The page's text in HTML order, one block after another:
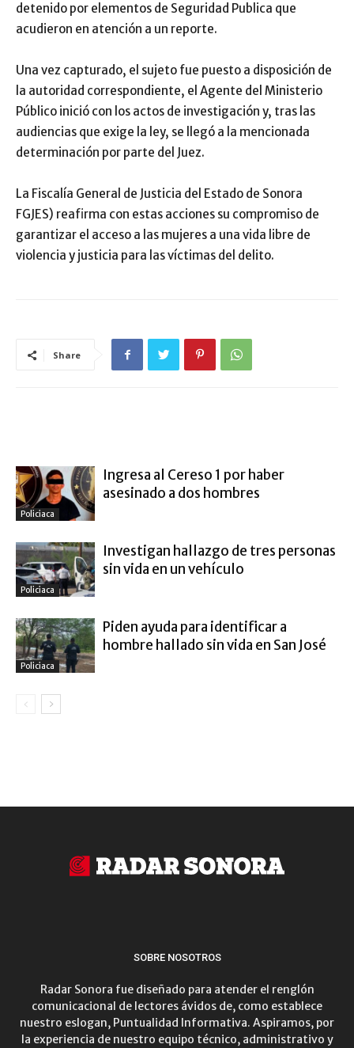
detenido por elementos de Seguridad Publica que
acudieron en atención a un reporte.
Una vez capturado, el sujeto fue puesto a disposición de
la autoridad correspondiente, el Agente del Ministerio
Público inició con los actos de investigación y, tras las
audiencias que exige la ley, se llegó a la mencionada
determinación por parte del Juez.
La Fiscalía General de Justicia del Estado de Sonora
FGJES) reafirma con estas acciones su compromiso de
garantizar el acceso a las mujeres a una vida libre de
violencia y justicia para las víctimas del delito.
Share
Policiaca
Ingresa al Cereso 1 por haber
asesinado a dos hombres
Policiaca
Investigan hallazgo de tres personas
sin vida en un vehículo
Policiaca
Piden ayuda para identificar a
hombre hallado sin vida en San José
SOBRE NOSOTROS
Radar Sonora fue diseñado para atender el renglón
comunicacional de lectores ávidos de, como establece
nuestro eslogan, Puntualidad Informativa. Aspiramos, por
la experiencia de nuestro equipo técnico, administrativo y